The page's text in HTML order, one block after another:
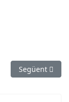
Ciclista a
Article
Següent